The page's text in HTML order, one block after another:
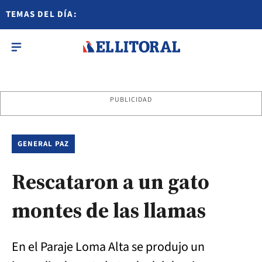
TEMAS DEL DÍA:
PUBLICIDAD
GENERAL PAZ
Rescataron a un gato
montes de las llamas
En el Paraje Loma Alta se produjo un